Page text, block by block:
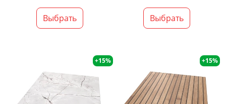
Выбрать Выбрать
+15% +15%